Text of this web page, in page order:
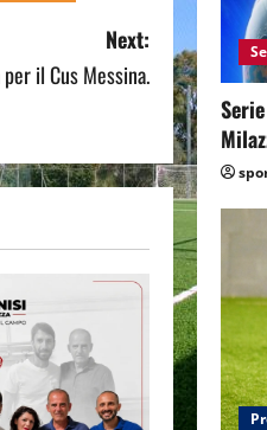
Next:
il Cus Messina.